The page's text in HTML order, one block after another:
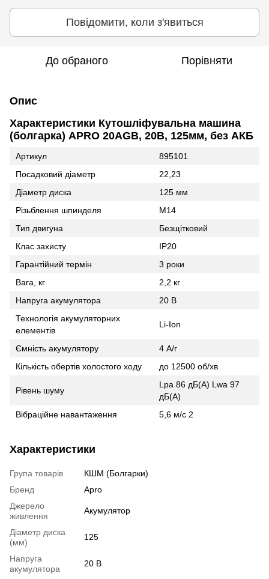
Повідомити, коли з'явиться
До обраного Порівняти
Опис
Характеристики Кутошліфувальна машина
(болгарка) APRO 20AGB, 20В, 125мм, без АКБ
Артикул
895101
Посадковий діаметр
22,23
Діаметр диска
125 мм
Різьблення шпинделя
М14
Тип двигуна
Безщітковий
Клас захисту
IP20
Гарантійний термін
3 роки
Вага, кг
2,2 кг
Напруга акумулятора
20 B
Технологія акумуляторних
елементів
Li-Ion
Ємність акумулятору
4 А/г
Кількість обертів холостого ходу
до 12500 об/хв
Рівень шуму
Lpa 86 дБ(А) Lwa 97
дБ(А)
Вібраційне навантаження
5,6 м/с 2
Характеристики
Група товарів
КШМ (Болгарки)
Бренд
Apro
Джерело
живлення
Акумулятор
Діаметр диска
(мм)
125
Напруга
акумулятора
20 В